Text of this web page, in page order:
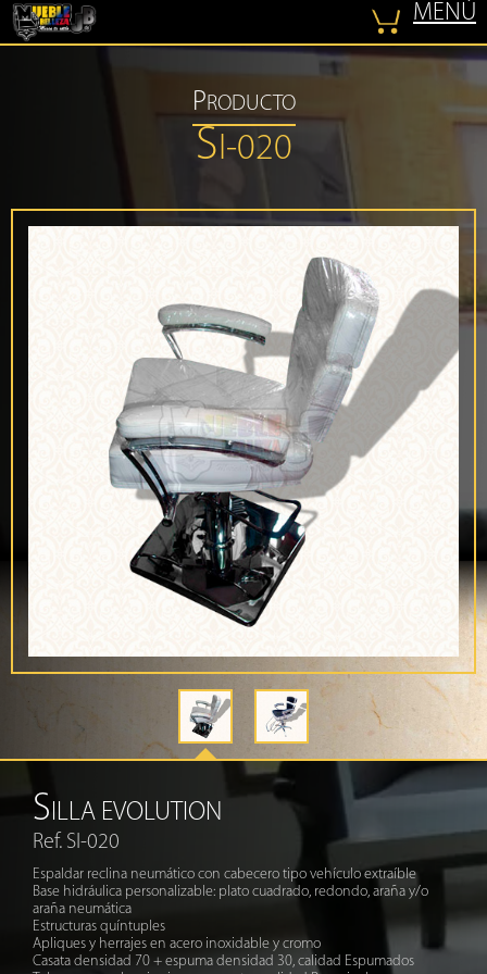
MENÚ
COTIZAR
PRODUCTO
SI-020
SILLA EVOLUTION
Ref. SI-020
Espaldar reclina neumático con cabecero tipo vehículo extraíble
Base hidráulica personalizable: plato cuadrado, redondo, araña y/o
araña neumática
Estructuras quíntuples
Apliques y herrajes en acero inoxidable y cromo
Casata densidad 70 + espuma densidad 30, calidad Espumados